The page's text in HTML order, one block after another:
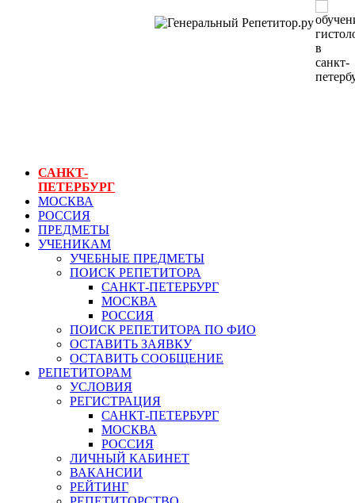
САНКТ-
ПЕТЕРБУРГ
МОСКВА
РОССИЯ
ПРЕДМЕТЫ
УЧЕНИКАМ
УЧЕБНЫЕ ПРЕДМЕТЫ
ПОИСК РЕПЕТИТОРА
САНКТ-ПЕТЕРБУРГ
МОСКВА
РОССИЯ
ПОИСК РЕПЕТИТОРА ПО ФИО
ОСТАВИТЬ ЗАЯВКУ
ОСТАВИТЬ СООБЩЕНИЕ
РЕПЕТИТОРАМ
УСЛОВИЯ
РЕГИСТРАЦИЯ
САНКТ-ПЕТЕРБУРГ
МОСКВА
РОССИЯ
ЛИЧНЫЙ КАБИНЕТ
ВАКАНСИИ
РЕЙТИНГ